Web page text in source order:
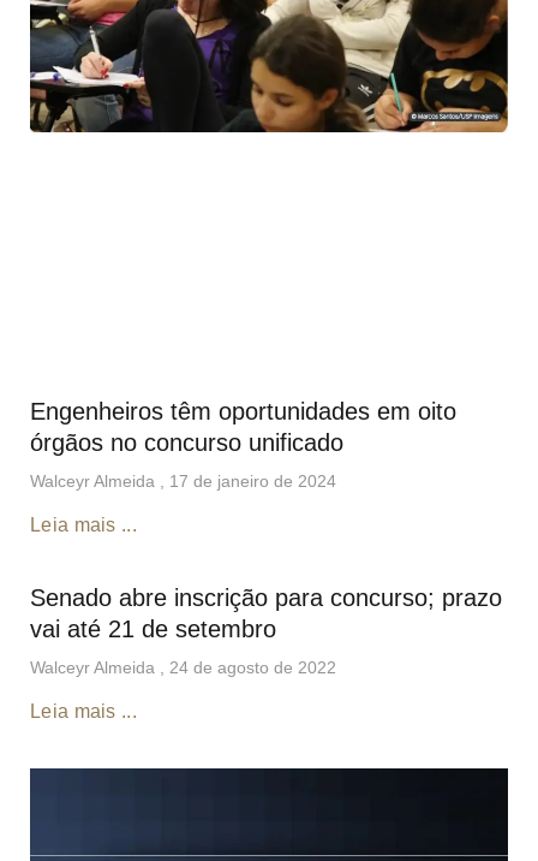
Engenheiros têm oportunidades em oito
órgãos no concurso unificado
Walceyr Almeida 17 de janeiro de 2024
Leia mais ...
Senado abre inscrição para concurso; prazo
vai até 21 de setembro
Walceyr Almeida 24 de agosto de 2022
Leia mais ...